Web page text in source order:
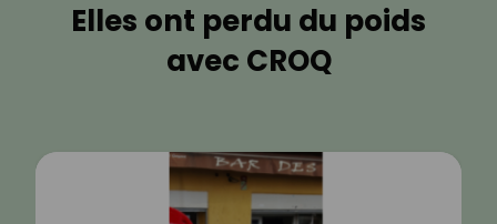
Elles ont perdu du poids
avec CROQ